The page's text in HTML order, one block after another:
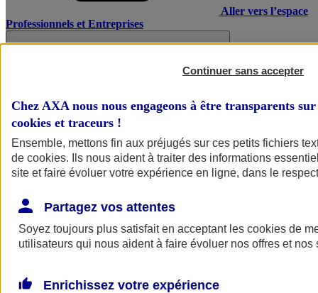
Aller vers l’espace
Professionnels et Entreprises
Continuer sans accepter
Chez AXA nous nous engageons à être transparents
cookies et traceurs !
Ensemble, mettons fin aux préjugés sur ces petits fichiers
de cookies. Ils nous aident à traiter des informations
site et faire évoluer votre expérience en ligne, dans le
Partagez vos attentes
Soyez toujours plus satisfait en acceptant les cookies de
utilisateurs qui nous aident à faire évoluer nos offres et nos
Enrichissez votre expérience